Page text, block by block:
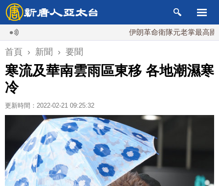
伊朗革命衛隊元老掌最高國安會
首頁 › 新聞 › 要聞
寒流及華南雲雨區東移 各地潮濕寒
冷
更新時間：2022-02-21 09:25:32